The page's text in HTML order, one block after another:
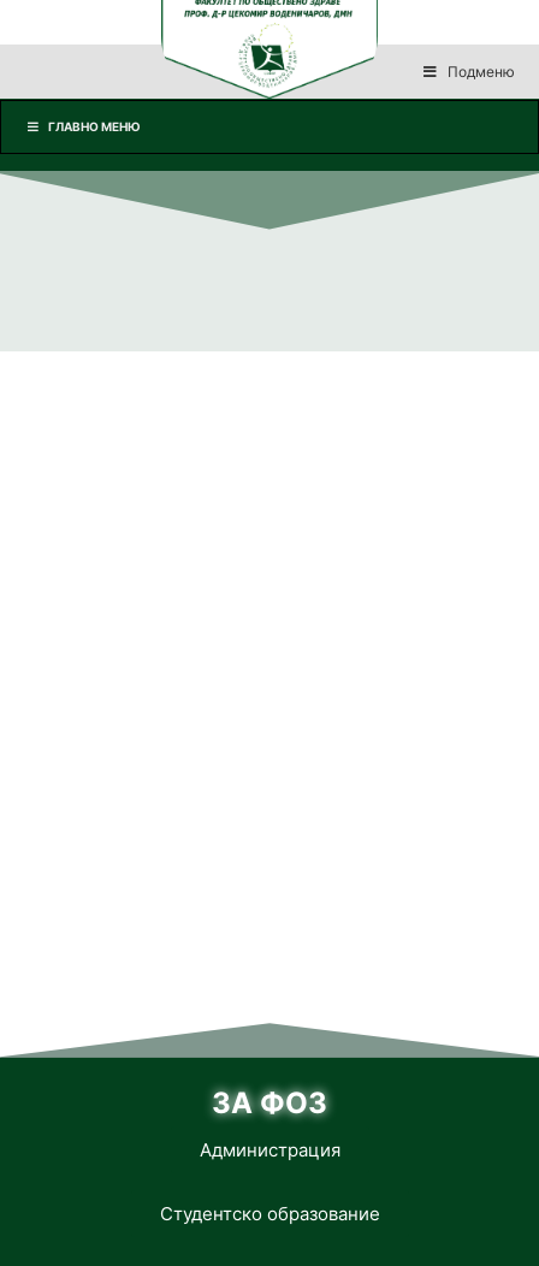
Подменю
ГЛАВНО МЕНЮ
ЗА ФОЗ
Администрация
Студентско образование